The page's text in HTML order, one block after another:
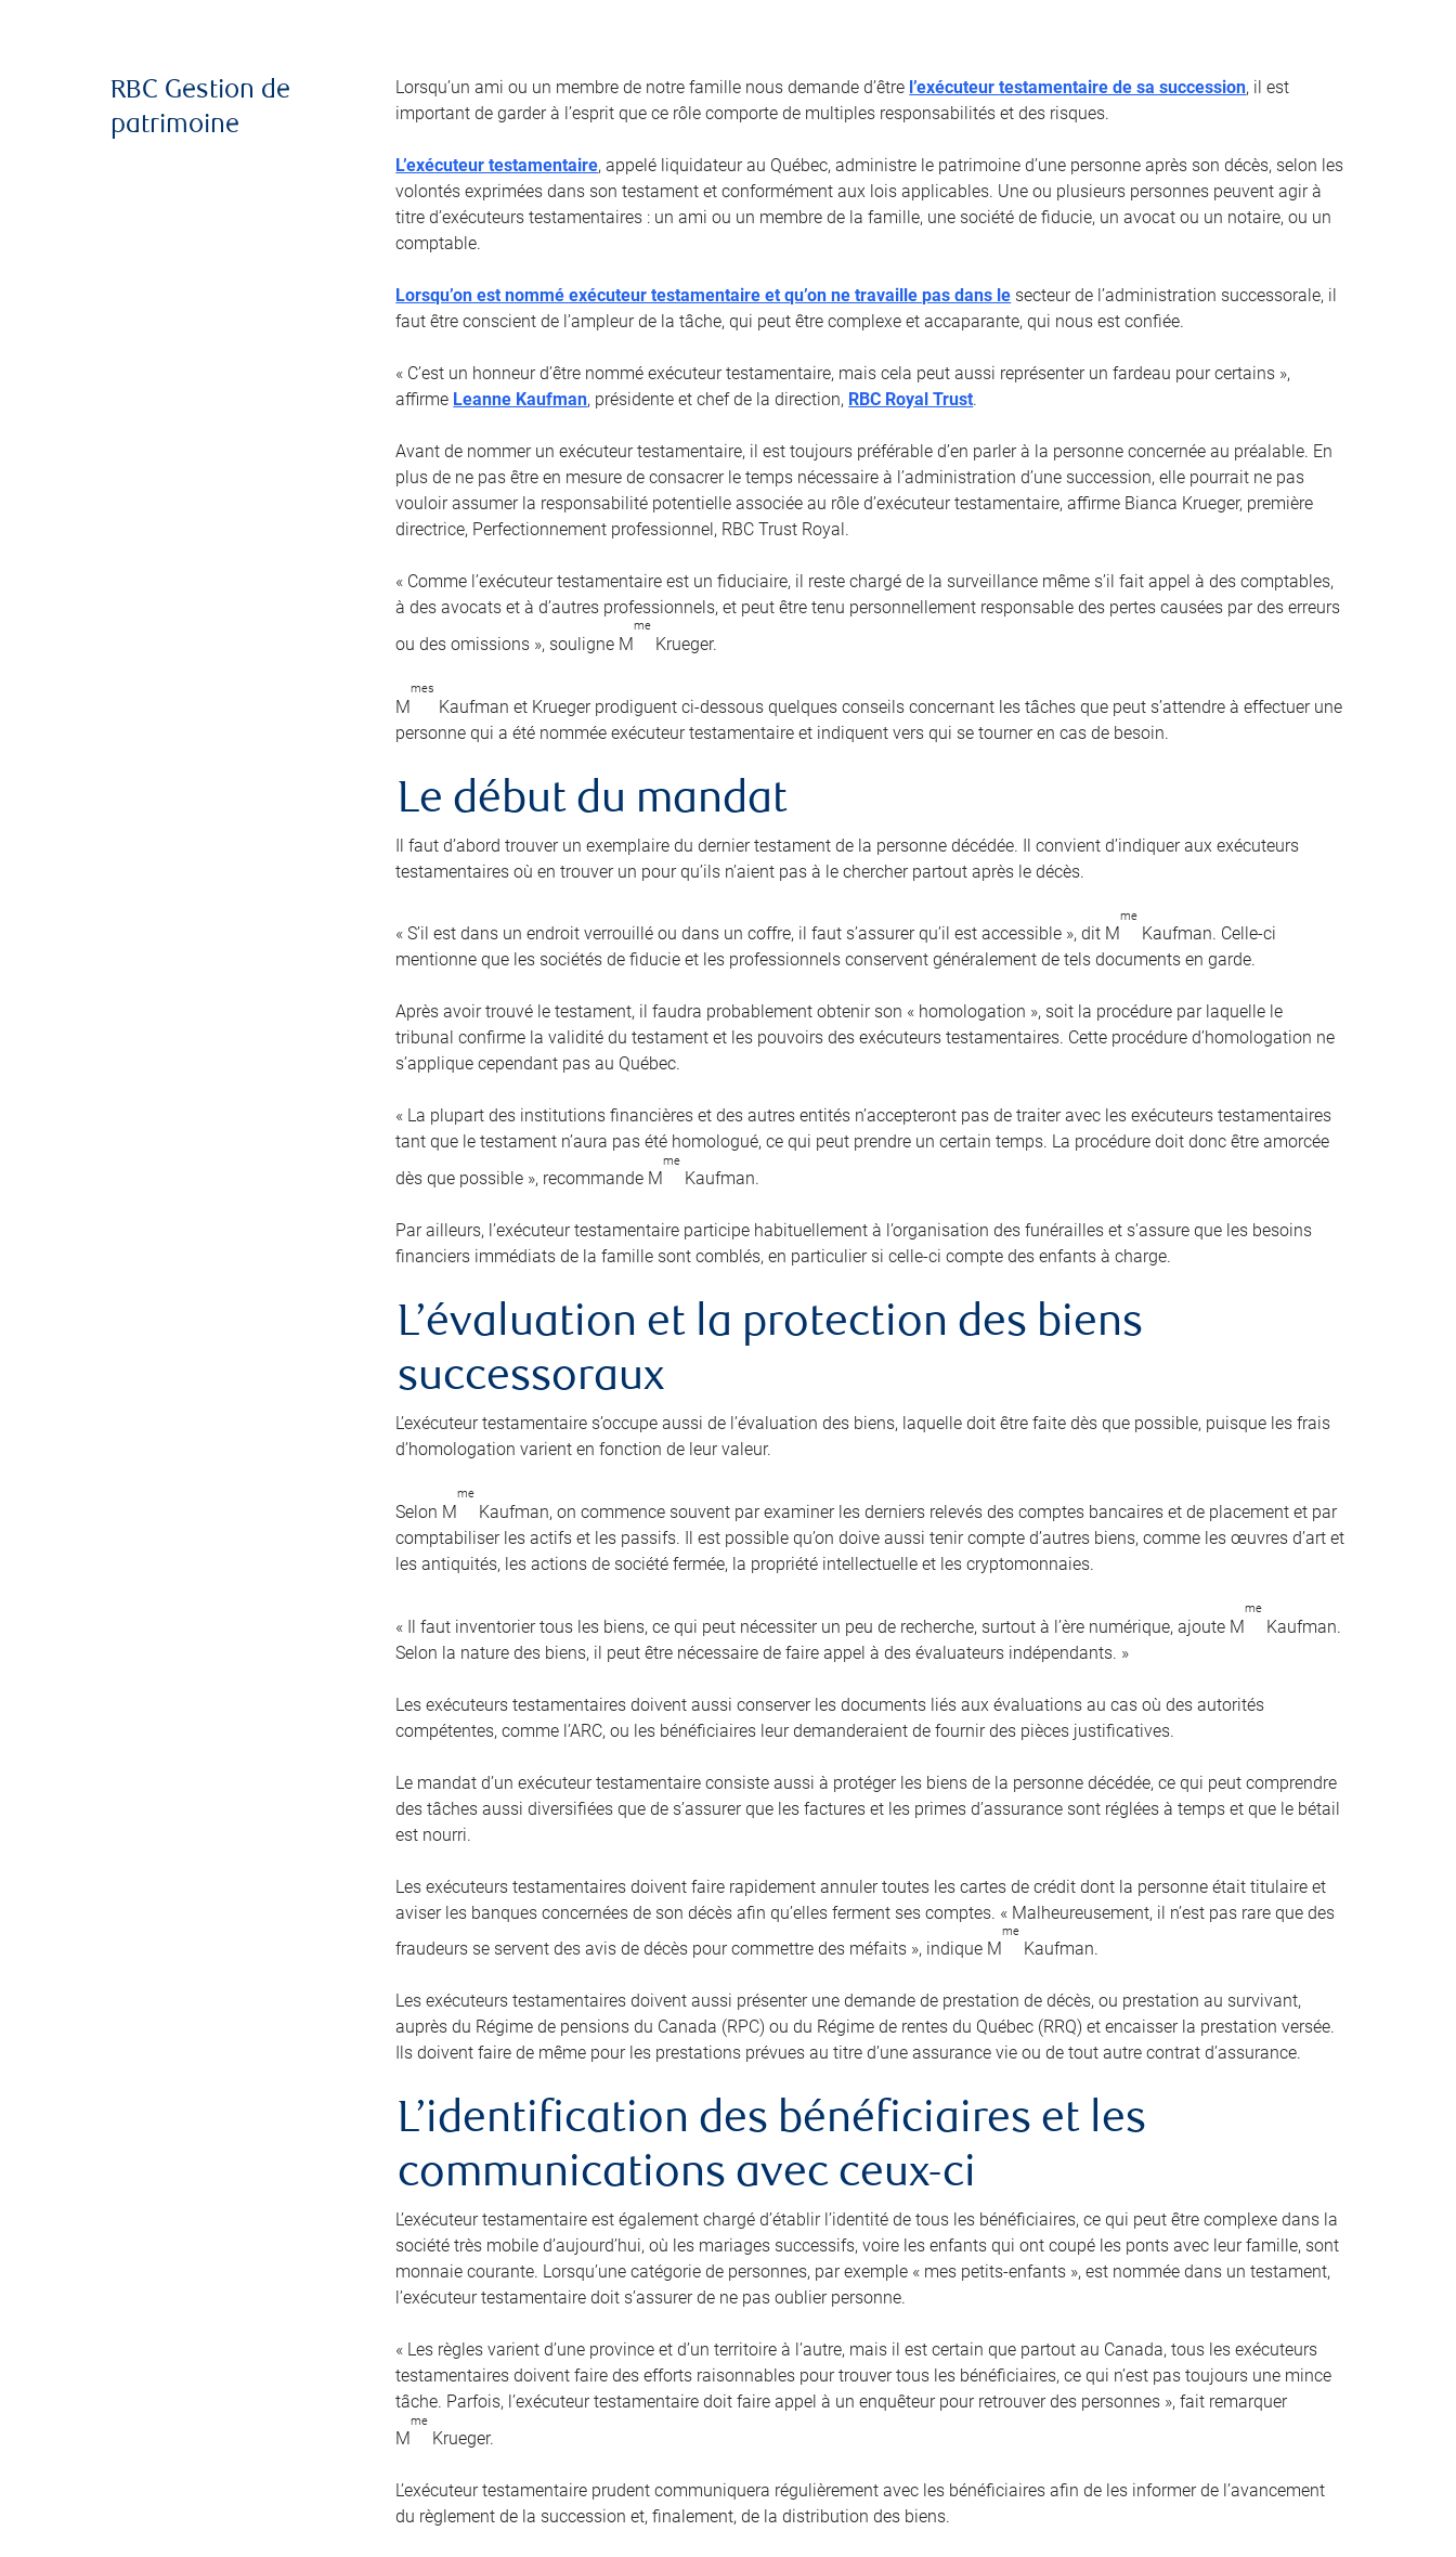
RBC Gestion de
patrimoine
Lorsqu’un ami ou un membre de notre famille nous demande d’être l’exécuteur testamentaire de sa succession, il est
important de garder à l’esprit que ce rôle comporte de multiples responsabilités et des risques.
L’exécuteur testamentaire, appelé liquidateur au Québec, administre le patrimoine d’une personne après son décès, selon les
volontés exprimées dans son testament et conformément aux lois applicables. Une ou plusieurs personnes peuvent agir à
titre d’exécuteurs testamentaires : un ami ou un membre de la famille, une société de fiducie, un avocat ou un notaire, ou un
comptable.
Lorsqu’on est nommé exécuteur testamentaire et qu’on ne travaille pas dans le secteur de l’administration successorale, il
faut être conscient de l’ampleur de la tâche, qui peut être complexe et accaparante, qui nous est confiée.
« C’est un honneur d’être nommé exécuteur testamentaire, mais cela peut aussi représenter un fardeau pour certains »,
affirme Leanne Kaufman, présidente et chef de la direction, RBC Royal Trust.
Avant de nommer un exécuteur testamentaire, il est toujours préférable d’en parler à la personne concernée au préalable. En
plus de ne pas être en mesure de consacrer le temps nécessaire à l’administration d’une succession, elle pourrait ne pas
vouloir assumer la responsabilité potentielle associée au rôle d’exécuteur testamentaire, affirme Bianca Krueger, première
directrice, Perfectionnement professionnel, RBC Trust Royal.
« Comme l’exécuteur testamentaire est un fiduciaire, il reste chargé de la surveillance même s’il fait appel à des comptables,
à des avocats et à d’autres professionnels, et peut être tenu personnellement responsable des pertes causées par des erreurs
ou des omissions », souligne M
me
Krueger.
M
mes
Kaufman et Krueger prodiguent ci-dessous quelques conseils concernant les tâches que peut s’attendre à effectuer une
personne qui a été nommée exécuteur testamentaire et indiquent vers qui se tourner en cas de besoin.
Le début du mandat
Il faut d’abord trouver un exemplaire du dernier testament de la personne décédée. Il convient d’indiquer aux exécuteurs
testamentaires où en trouver un pour qu’ils n’aient pas à le chercher partout après le décès.
« S’il est dans un endroit verrouillé ou dans un coffre, il faut s’assurer qu’il est accessible », dit M
me
Kaufman. Celle-ci
mentionne que les sociétés de fiducie et les professionnels conservent généralement de tels documents en garde.
Après avoir trouvé le testament, il faudra probablement obtenir son « homologation », soit la procédure par laquelle le
tribunal confirme la validité du testament et les pouvoirs des exécuteurs testamentaires. Cette procédure d’homologation ne
s’applique cependant pas au Québec.
« La plupart des institutions financières et des autres entités n’accepteront pas de traiter avec les exécuteurs testamentaires
tant que le testament n’aura pas été homologué, ce qui peut prendre un certain temps. La procédure doit donc être amorcée
dès que possible », recommande M
me
Kaufman.
Par ailleurs, l’exécuteur testamentaire participe habituellement à l’organisation des funérailles et s’assure que les besoins
financiers immédiats de la famille sont comblés, en particulier si celle-ci compte des enfants à charge.
L’évaluation et la protection des biens
successoraux
L’exécuteur testamentaire s’occupe aussi de l’évaluation des biens, laquelle doit être faite dès que possible, puisque les frais
d’homologation varient en fonction de leur valeur.
Selon M
me
Kaufman, on commence souvent par examiner les derniers relevés des comptes bancaires et de placement et par
comptabiliser les actifs et les passifs. Il est possible qu’on doive aussi tenir compte d’autres biens, comme les œuvres d’art et
les antiquités, les actions de société fermée, la propriété intellectuelle et les cryptomonnaies.
« Il faut inventorier tous les biens, ce qui peut nécessiter un peu de recherche, surtout à l’ère numérique, ajoute M
me
Kaufman.
Selon la nature des biens, il peut être nécessaire de faire appel à des évaluateurs indépendants. »
Les exécuteurs testamentaires doivent aussi conserver les documents liés aux évaluations au cas où des autorités
compétentes, comme l’ARC, ou les bénéficiaires leur demanderaient de fournir des pièces justificatives.
Le mandat d’un exécuteur testamentaire consiste aussi à protéger les biens de la personne décédée, ce qui peut comprendre
des tâches aussi diversifiées que de s’assurer que les factures et les primes d’assurance sont réglées à temps et que le bétail
est nourri.
Les exécuteurs testamentaires doivent faire rapidement annuler toutes les cartes de crédit dont la personne était titulaire et
aviser les banques concernées de son décès afin qu’elles ferment ses comptes. « Malheureusement, il n’est pas rare que des
fraudeurs se servent des avis de décès pour commettre des méfaits », indique M
me
Kaufman.
Les exécuteurs testamentaires doivent aussi présenter une demande de prestation de décès, ou prestation au survivant,
auprès du Régime de pensions du Canada (RPC) ou du Régime de rentes du Québec (RRQ) et encaisser la prestation versée.
Ils doivent faire de même pour les prestations prévues au titre d’une assurance vie ou de tout autre contrat d’assurance.
L’identification des bénéficiaires et les
communications avec ceux-ci
L’exécuteur testamentaire est également chargé d’établir l’identité de tous les bénéficiaires, ce qui peut être complexe dans la
société très mobile d’aujourd’hui, où les mariages successifs, voire les enfants qui ont coupé les ponts avec leur famille, sont
monnaie courante. Lorsqu’une catégorie de personnes, par exemple « mes petits-enfants », est nommée dans un testament,
l’exécuteur testamentaire doit s’assurer de ne pas oublier personne.
« Les règles varient d’une province et d’un territoire à l’autre, mais il est certain que partout au Canada, tous les exécuteurs
testamentaires doivent faire des efforts raisonnables pour trouver tous les bénéficiaires, ce qui n’est pas toujours une mince
tâche. Parfois, l’exécuteur testamentaire doit faire appel à un enquêteur pour retrouver des personnes », fait remarquer
M
me
Krueger.
L’exécuteur testamentaire prudent communiquera régulièrement avec les bénéficiaires afin de les informer de l’avancement
du règlement de la succession et, finalement, de la distribution des biens.